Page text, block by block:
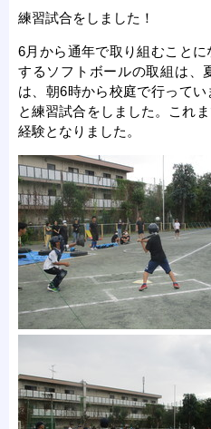
練習試合をしました！
6月から通年で取り組むこと
するソフトボールの取組は、
は、朝6時から校庭で行って
と練習試合をしました。これ
経験となりました。